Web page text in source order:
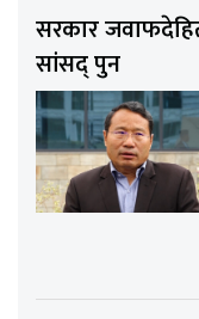
सरकार
सांसद् पुन